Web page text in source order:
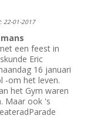
22-01-2017
een feest in
Eric
16 januari
-om het leven.
het Gym waren
Maar ook 's